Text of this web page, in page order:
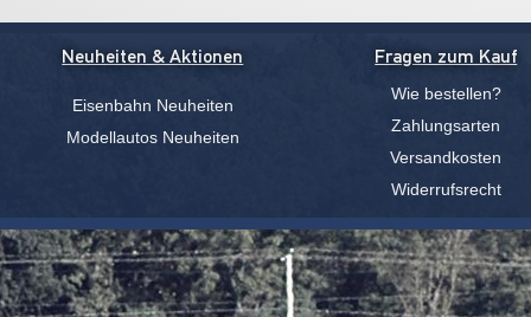
Neuheiten & Aktionen
Eisenbahn Neuheiten
Modellautos Neuheiten
Fragen zum Kauf
Wie bestellen?
Zahlungsarten
Versandkosten
Widerrufsrecht